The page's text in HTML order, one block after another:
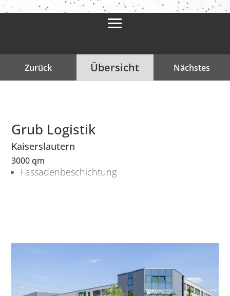
Zurück Übersicht Nächstes
Grub Logistik
Kaiserslautern
3000 qm
Fassadenbeschichtung